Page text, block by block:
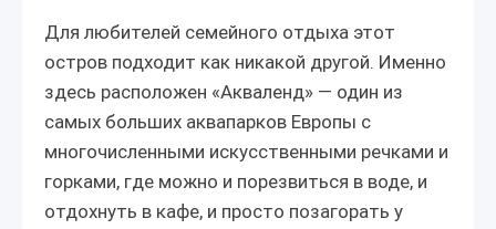
Для любителей семейного отдыха этот
остров подходит как никакой другой. Именно
здесь расположен «Акваленд» — один из
самых больших аквапарков Европы с
многочисленными искусственными речками и
горками, где можно и порезвиться в воде, и
отдохнуть в кафе, и просто позагорать у